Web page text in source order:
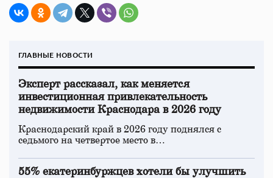
ГЛАВНЫЕ НОВОСТИ
Эксперт рассказал, как меняется
инвестиционная привлекательность
недвижимости Краснодара в 2026 году
Краснодарский край в 2026 году поднялся с
седьмого на четвертое место в…
55% екатеринбуржцев хотели бы улучшить